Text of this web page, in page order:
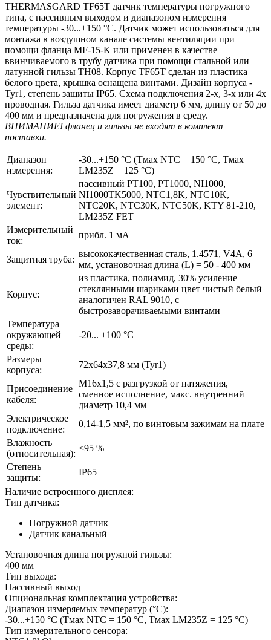
THERMASGARD TF65T датчик температуры погружного
типа, с пассивным выходом и диапазоном измерения
температуры -30...+150 °C. Датчик может использоваться для
монтажа в воздушном канале системы вентиляции при
помощи фланца MF-15-K или применен в качестве
ввинчиваемого в трубу датчика при помощи стальной или
латунной гильзы TH08. Корпус TF65T сделан из пластика
белого цвета, крышка оснащена винтами. Дизайн корпуса -
Tyr1, степень защиты IP65. Схема подключения 2-х, 3-х или 4х
проводная. Гильза датчика имеет диаметр 6 мм, длину от 50 до
400 мм и предназначена для погружения в среду.
ВНИМАНИЕ! фланец и гильзы не входят в комплект
поставки.
Диапазон
измерения:
-30...+150 °C (Tмax NTC = 150 °C, Tмax
LM235Z = 125 °C)
Чувствительный
элемент:
пассивный PT100, PT1000, NI1000,
NI1000TK5000, NTC1,8K, NTC10K,
NTC20K, NTC30K, NTC50K, KTY 81-210,
LM235Z FET
Измерительный
ток:
прибл. 1 мА
Защитная труба:
высококачественная сталь, 1.4571, V4A, 6
мм, установочная длина (L) = 50 - 400 мм
Корпус:
из пластика, полиамид, 30% усиление
стеклянными шариками цвет чистый белый
аналогичен RAL 9010, с
быстрозаворачиваемыми винтами
Температура
окружающей
среды:
-20... +100 °C
Размеры
корпуса:
72x64x37,8 мм (Tyr1)
Присоединение
кабеля:
M16x1,5 с разгрузкой от натяжения,
сменное исполнение, макс. внутренний
диаметр 10,4 мм
Электрическое
подключение:
0,14-1,5 мм², по винтовым зажимам на плате
Влажность
(относительная):
<95 %
Степень
защиты:
IP65
Наличие встроенного дисплея:
Тип датчика:
Погружной датчик
Датчик канальный
Установочная длина погружной гильзы:
400 мм
Тип выхода:
Пассивный выход
Опциональная комплектация устройства:
Диапазон измеряемых температур (°С):
-30...+150 °C (Tмax NTC = 150 °C, Tмax LM235Z = 125 °C)
Тип измерительного сенсора: